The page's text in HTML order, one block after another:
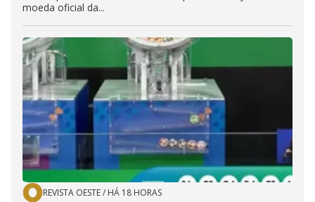
moeda oficial da...
REVISTA OESTE/ HÁ 18 HORAS